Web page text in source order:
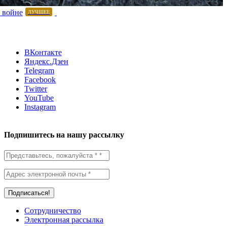
ЛУЧШЕЕ
ВКонтакте
Яндекс.Дзен
Telegram
Facebook
Twitter
YouTube
Instagram
Подпишитесь на нашу рассылку
Сотрудничество
Электронная рассылка